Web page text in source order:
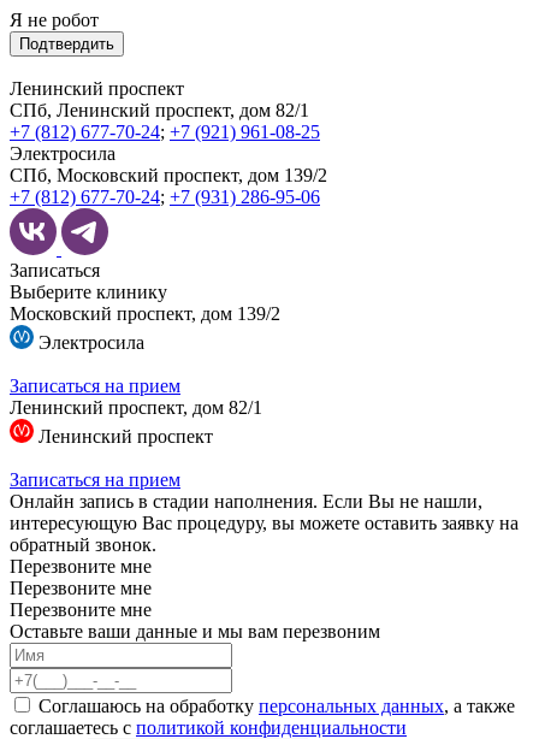
Я не робот
Подтвердить
Ленинский проспект
СПб, Ленинский проспект, дом 82/1
+7 (812) 677-70-24; +7 (921) 961-08-25
Электросила
СПб, Московский проспект, дом 139/2
+7 (812) 677-70-24; +7 (931) 286-95-06
Записаться
Выберите клинику
Московский проспект, дом 139/2
Электросила
Записаться на прием
Ленинский проспект, дом 82/1
Ленинский проспект
Записаться на прием
Онлайн запись в стадии наполнения. Если Вы не нашли,
интересующую Вас процедуру, вы можете оставить заявку на
обратный звонок.
Перезвоните мне
Перезвоните мне
Перезвоните мне
Оставьте ваши данные и мы вам перезвоним
Соглашаюсь на обработку персональных данных, а также
соглашаетесь c политикой конфиденциальности